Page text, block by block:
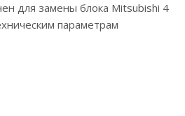
для замены блока Mitsubishi 4
параметрам